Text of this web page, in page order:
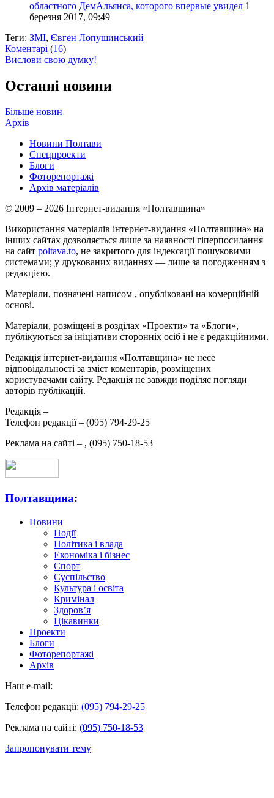
областного ДемАльянса, которого впервые увидел 1
березня 2017, 09:49
Теги: ЗМІ, Євген Лопушинський
Коментарі (16)
Вислови свою думку!
Останні новини
Більше новин
Архів
Новини Полтави
Спецпроекти
Блоги
Фоторепортажі
Архів матеріалів
© 2009 – 2026 Інтернет-видання «Полтавщина»
Використання матеріалів інтернет-видання «Полтавщина» на
інших сайтах дозволяється лише за наявності гіперпосилання
на сайт poltava.to, не закритого для індексації пошуковими
системами; у друкованих виданнях — лише за погодженням з
редакцією.
Матеріали, позначені написом , опубліковані на комерційній
основі.
Матеріали, розміщені в розділах «Проекти» та «Блоги»,
публікуються за ініціативи сторонніх осіб і не є редакційними.
Редакція інтернет-видання «Полтавщина» не несе
відповідальності за зміст коментарів, розміщених
користувачами сайту. Редакція не завжди поділяє погляди
авторів публікацій.
Редакція –
Телефон редакції – (095) 794-29-25
Реклама на сайті – , (095) 750-18-53
Полтавщина:
Новини
Події
Політика і влада
Економіка і бізнес
Спорт
Суспільство
Культура і освіта
Кримінал
Здоров’я
Цікавинки
Проекти
Блоги
Фоторепортажі
Архів
Наш e-mail:
Телефон редакції: (095) 794-29-25
Реклама на сайті: (095) 750-18-53
Запропонувати тему